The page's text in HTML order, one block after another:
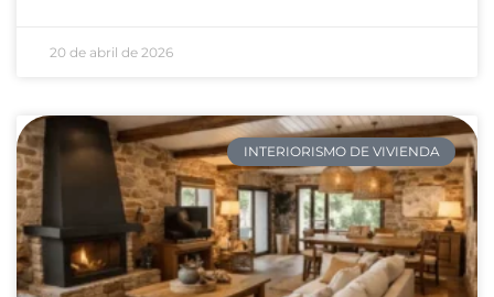
20 de abril de 2026
INTERIORISMO DE VIVIENDA